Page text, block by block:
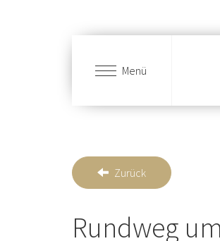
Menü
Zurück
Rundweg